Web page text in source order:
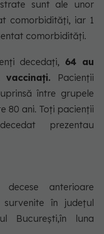
sunt ale unor
comorbidități, iar 1
comorbidități.
decedați, 64 au
Pacienții
între grupele
80 ani. Toți pacienții
prezentau
anterioare
în județul
Bucureşti,în luna